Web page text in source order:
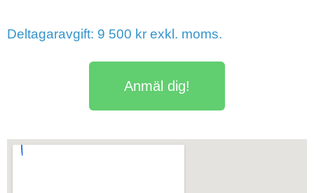
Deltagaravgift: 9 500 kr exkl. moms.
Anmäl dig!